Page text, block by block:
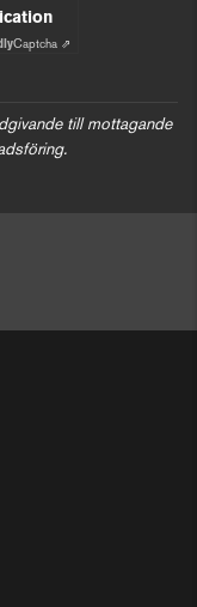
Captcha ⇗
till mottagande